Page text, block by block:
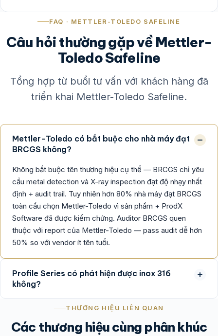
FAQ · METTLER-TOLEDO SAFELINE
Câu hỏi thường gặp về Mettler-
Toledo Safeline
Tổng hợp từ buổi tư vấn với khách hàng đã
triển khai Mettler-Toledo Safeline.
Mettler-Toledo có bắt buộc cho nhà máy đạt
BRCGS không?
Không bắt buộc tên thương hiệu cụ thể — BRCGS chỉ yêu
cầu metal detection và X-ray inspection đạt độ nhạy nhất
định + audit trail. Tuy nhiên hơn 80% nhà máy đạt BRCGS
toàn cầu chọn Mettler-Toledo vì sản phẩm + ProdX
Software đã được kiểm chứng. Auditor BRCGS quen
thuộc với report của Mettler-Toledo — pass audit dễ hơn
50% so với vendor ít tên tuổi.
Profile Series có phát hiện được inox 316
không?
THƯƠNG HIỆU LIÊN QUAN
Các thương hiệu cùng phân khúc